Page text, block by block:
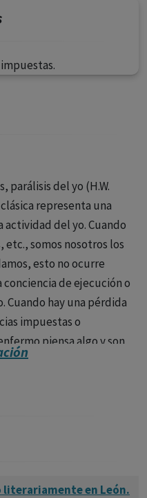
adecuado a las
parálisis del yo (H.W.
representa una
actividad del yo. Cuando
etc., somos nosotros los
esto no ocurre
de ejecución o
Cuando hay una pérdida
impuestas o
piensa algo y son
dice algo y son otros los
y son los otros los que le
del yo. E. Bleuler
literariamente en León.